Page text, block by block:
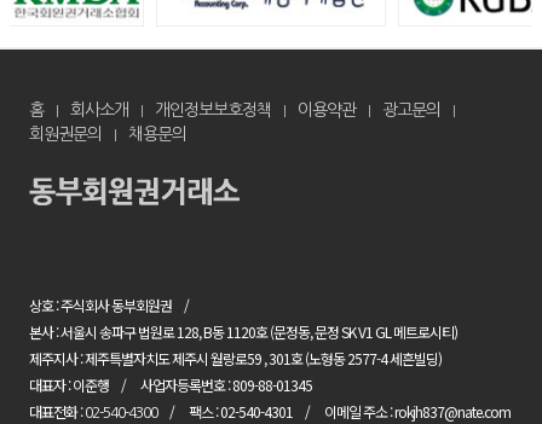
홈 회사소개 개인정보보호정책 이용약관
광고문의
회원권문의
채용문의
상호 : 주식회사 동부회원권
본사 : 서울시 송파구 법원로 128, B동 1120호 (문정동, 문정 SK V1 GL 메트로시티)
제주지사 : 제주특별자치도 제주시 월랑로59 , 301호 (노형동 2577-4 세흔빌딩)
대표자 : 이준행
사업자등록번호 : 809-88-01345
대표전화 :02-540-4300 팩스 : 02-540-4301 이메일 주소 : rokjh837@nate.com